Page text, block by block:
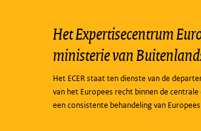
Het Expertisecentrum
ministerie van
Het ECER staat ten dienste van de
van het Europees recht binnen de
een consistente behandeling van